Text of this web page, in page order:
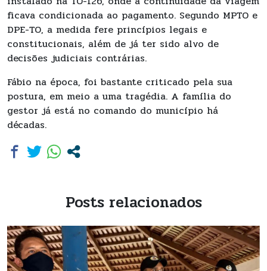
ficava condicionada ao pagamento. Segundo MPTO e
DPE-TO, a medida fere princípios legais e
constitucionais, além de já ter sido alvo de
decisões judiciais contrárias.
Fábio na época, foi bastante criticado pela sua
postura, em meio a uma tragédia. A família do
gestor já está no comando do município há
décadas.
Posts relacionados